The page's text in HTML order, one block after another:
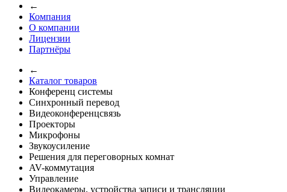
←
Компания
О компании
Лицензии
Партнёры
←
Каталог товаров
Конференц системы
Синхронный перевод
Видеоконференцсвязь
Проекторы
Микрофоны
Звукоусиление
Решения для переговорных комнат
AV-коммутация
Управление
Видеокамеры, устройства записи и трансляции